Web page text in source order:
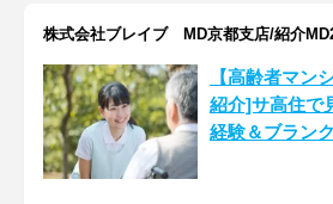
株式会社ブレイブ MD京都支店/紹介
【高齢者マン
紹介]サ高住で
経験＆ブラン